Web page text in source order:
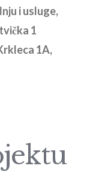
i usluge,
1
1A,